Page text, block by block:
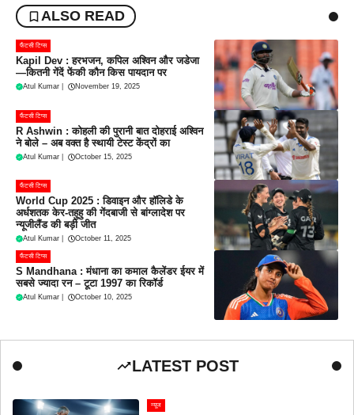
ALSO READ
फैंटसी टिप्स
Kapil Dev : हरभजन, कपिल अश्विन और जडेजा
—कितनी गेंदें फेंकी कौन किस पायदान पर
Atul Kumar November 19, 2025
फैंटसी टिप्स
R Ashwin : कोहली की पुरानी बात दोहराई अश्विन
ने बोले – अब वक्त है स्थायी टेस्ट केंद्रों का
Atul Kumar October 15, 2025
फैंटसी टिप्स
World Cup 2025 : डिवाइन और हॉलिडे के
अर्धशतक केर-तहुहु की गेंदबाजी से बांग्लादेश पर
न्यूजीलैंड की बड़ी जीत
Atul Kumar October 11, 2025
फैंटसी टिप्स
S Mandhana : मंधाना का कमाल कैलेंडर ईयर में
सबसे ज्यादा रन – टूटा 1997 का रिकॉर्ड
Atul Kumar October 10, 2025
LATEST POST
न्यूज